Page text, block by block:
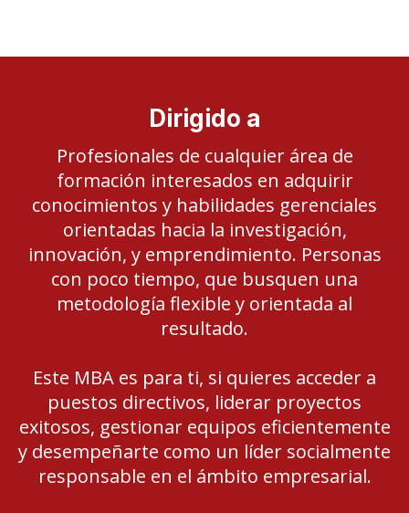
Dirigido a
Profesionales de cualquier área de
formación interesados en adquirir
conocimientos y habilidades gerenciales
orientadas hacia la investigación,
innovación, y emprendimiento. Personas
con poco tiempo, que busquen una
metodología flexible y orientada al
resultado.
Este MBA es para ti, si quieres acceder a
puestos directivos, liderar proyectos
exitosos, gestionar equipos eficientemente
y desempeñarte como un líder socialmente
responsable en el ámbito empresarial.